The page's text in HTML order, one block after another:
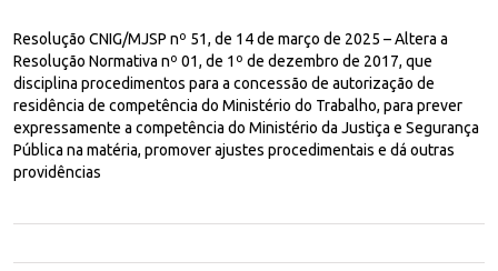
Resolução CNIG/MJSP nº 51, de 14 de março de 2025 – Altera a
Resolução Normativa nº 01, de 1º de dezembro de 2017, que
disciplina procedimentos para a concessão de autorização de
residência de competência do Ministério do Trabalho, para prever
expressamente a competência do Ministério da Justiça e Segurança
Pública na matéria, promover ajustes procedimentais e dá outras
providências